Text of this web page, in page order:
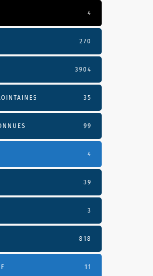
4
270
3904
35
99
4
39
3
818
11